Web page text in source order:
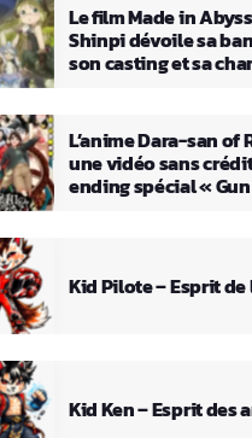
Le film Made in
Shinpi dévoile sa
son casting et sa
L’anime Dara-san of
une vidéo sans
ending spécial « Gun
Kid Pilote – Esprit de
Kid Ken – Esprit des